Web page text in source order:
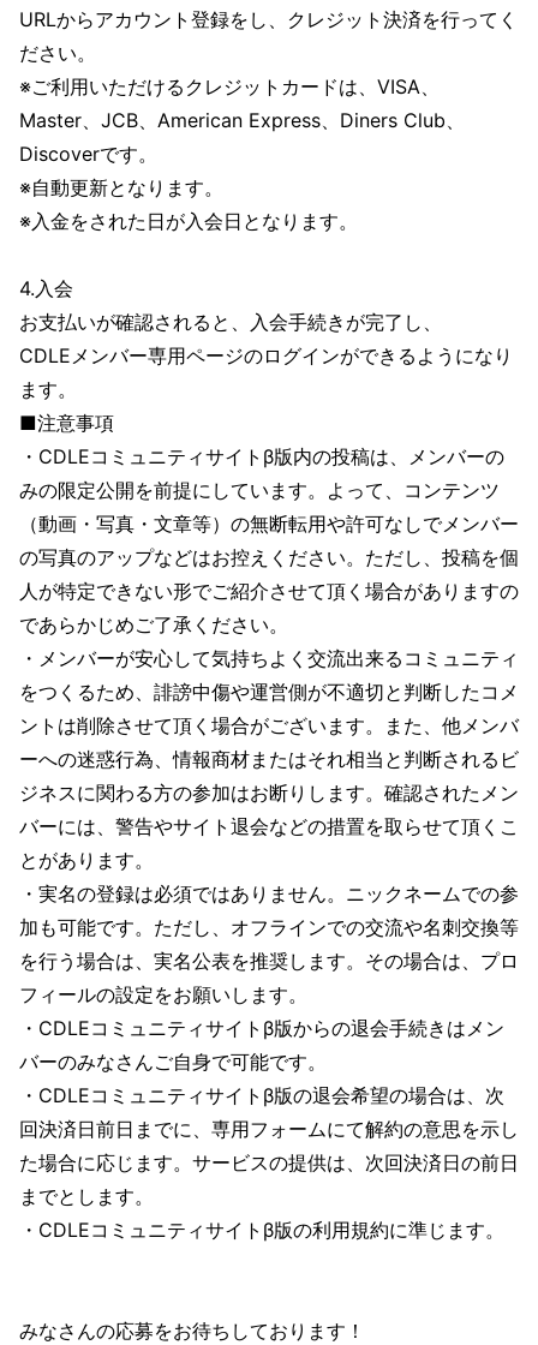
URLからアカウント登録をし、クレジット決済を行ってく
ださい。
※ご利用いただけるクレジットカードは、VISA、
Master、JCB、American Express、Diners Club、
Discoverです。
※自動更新となります。
※入金をされた日が入会日となります。
4.入会
お支払いが確認されると、入会手続きが完了し、
CDLEメンバー専用ページのログインができるようになり
ます。
■注意事項
・CDLEコミュニティサイトβ版内の投稿は、メンバーの
みの限定公開を前提にしています。よって、コンテンツ
（動画・写真・文章等）の無断転用や許可なしでメンバー
の写真のアップなどはお控えください。ただし、投稿を個
人が特定できない形でご紹介させて頂く場合がありますの
であらかじめご了承ください。
・メンバーが安心して気持ちよく交流出来るコミュニティ
をつくるため、誹謗中傷や運営側が不適切と判断したコメ
ントは削除させて頂く場合がございます。また、他メンバ
ーへの迷惑行為、情報商材またはそれ相当と判断されるビ
ジネスに関わる方の参加はお断りします。確認されたメン
バーには、警告やサイト退会などの措置を取らせて頂くこ
とがあります。
・実名の登録は必須ではありません。ニックネームでの参
加も可能です。ただし、オフラインでの交流や名刺交換等
を行う場合は、実名公表を推奨します。その場合は、プロ
フィールの設定をお願いします。
・CDLEコミュニティサイトβ版からの退会手続きはメン
バーのみなさんご自身で可能です。
・CDLEコミュニティサイトβ版の退会希望の場合は、次
回決済日前日までに、専用フォームにて解約の意思を示し
た場合に応じます。サービスの提供は、次回決済日の前日
までとします。
・CDLEコミュニティサイトβ版の利用規約に準じます。
みなさんの応募をお待ちしております！